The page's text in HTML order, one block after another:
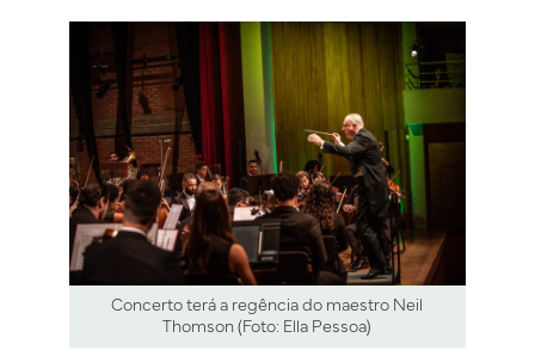
Concerto terá a regência do maestro Neil
Thomson (Foto: Ella Pessoa)